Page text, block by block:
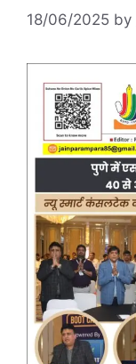
18/06/2025 by